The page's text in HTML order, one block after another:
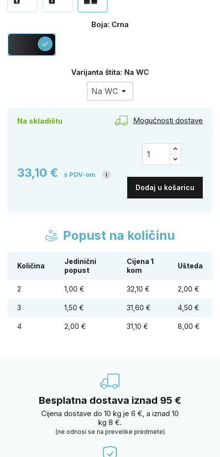
Boja: Crna
Crna
check
Varijanta štita: Na WC
Na skladištu Mogućnosti dostave
33,10 € s PDV-om i
Dodaj u košaricu
Popust na količinu
Količina
Jedinični
popust
Cijena 1
kom
Ušteda
2 1,00 € 32,10 € 2,00 €
3 1,50 € 31,60 € 4,50 €
4 2,00 € 31,10 € 8,00 €
Besplatna dostava iznad 95 €
Cijena dostave do 10 kg je 6 €, a iznad 10
kg 8 €.
(ne odnosi se na prevelike predmete)